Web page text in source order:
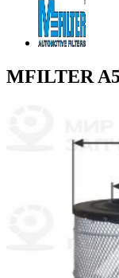
MFILTER